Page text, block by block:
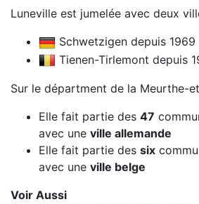
Luneville est jumelée avec deux
Schwetzigen depuis 1969
Tienen-Tirlemont depuis
Sur le départment de la Meurthe-
Elle fait partie des 47
avec une ville allemande
Elle fait partie des six
avec une ville belge
Voir Aussi